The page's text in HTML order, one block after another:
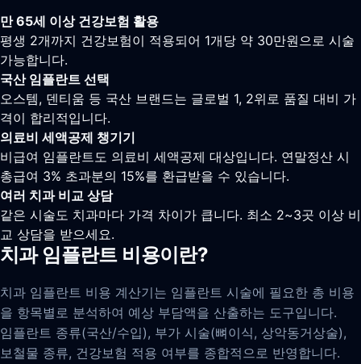
만 65세 이상 건강보험 활용
평생 2개까지 건강보험이 적용되어 1개당 약 30만원으로 시술
가능합니다.
국산 임플란트 선택
오스템, 덴티움 등 국산 브랜드는 글로벌 1, 2위로 품질 대비 가
격이 합리적입니다.
의료비 세액공제 챙기기
비급여 임플란트도 의료비 세액공제 대상입니다. 연말정산 시
총급여 3% 초과분의 15%를 환급받을 수 있습니다.
여러 치과 비교 상담
같은 시술도 치과마다 가격 차이가 큽니다. 최소 2~3곳 이상 비
교 상담을 받으세요.
치과 임플란트 비용이란?
치과 임플란트 비용 계산기는 임플란트 시술에 필요한 총 비용
을 항목별로 분석하여 예상 부담액을 산출하는 도구입니다.
임플란트 종류(국산/수입), 부가 시술(뼈이식, 상악동거상술),
보철물 종류, 건강보험 적용 여부를 종합적으로 반영합니다.